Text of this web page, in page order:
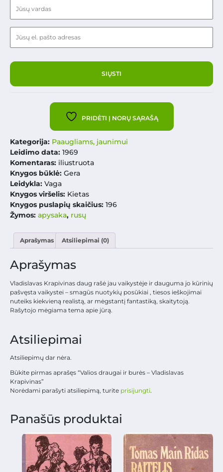
PRIDĖTI Į NORŲ SĄRAŠĄ
Kategorija: Paaugliams, jaunimui
Leidimo data: 1969
Komentaras: iliustruota
Knygos būklė: Gera
Leidykla: Vaga
Knygos viršelis: Kietas
Knygos puslapių skaičius: 196
Žymos: apysaka, rusų
Aprašymas Atsiliepimai (0)
Aprašymas
Vladislavas Krapivinas daug rašė jau vaikystėje ir dauguma jo kūrinių
pašvęsta vaikystei – smagūs nuotykių posūkiai , tiesos ieškojimai
nuteiks kiekvieną realistą, ar mėgstantį fantastiką, skaitytoją.
Rašytojo mėgiama tema apie jūrą.
Atsiliepimai
Atsiliepimų dar nėra.
Būkite pirmas aprašęs “Valios draugai ir burės – Vladislavas
Krapivinas”
Norėdami parašyti atsiliepimą, turite prisijungti.
Panašūs produktai